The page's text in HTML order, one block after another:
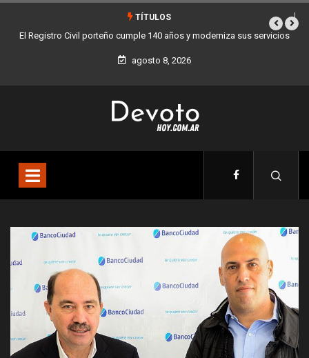
TÍTULOS
Buenos Aires sumó 12 nuevos Bares Notables y ya son 90 en toda
la Ciudad
agosto 8, 2026